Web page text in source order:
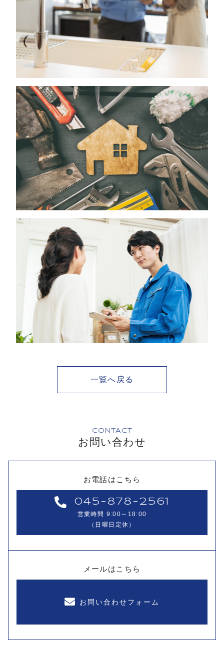
一覧へ戻る
CONTACT
お問い合わせ
お電話はこちら
045-878-2561
営業時間 9:00～18:00
（日曜日定休）
メールはこちら
お問い合わせフォーム